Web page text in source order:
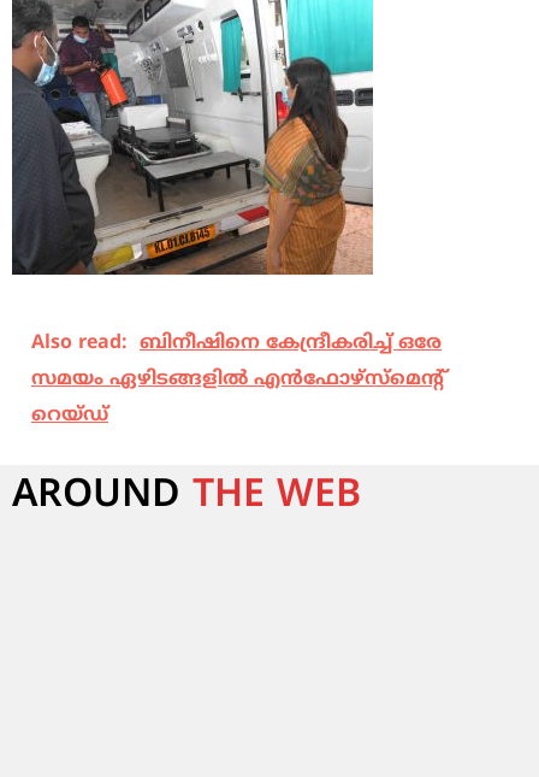
Also read: ബിനീഷിനെ കേന്ദ്രീകരിച്ച് ഒരേ
സമയം ഏഴിടങ്ങളില്‍ എന്‍ഫോഴ്‌സ്‌മെന്റ്
റെയ്ഡ്
AROUND THE WEB